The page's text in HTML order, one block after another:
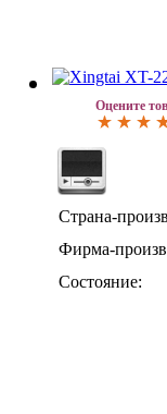
Оцените
Страна-
Фирма-
Состояние: